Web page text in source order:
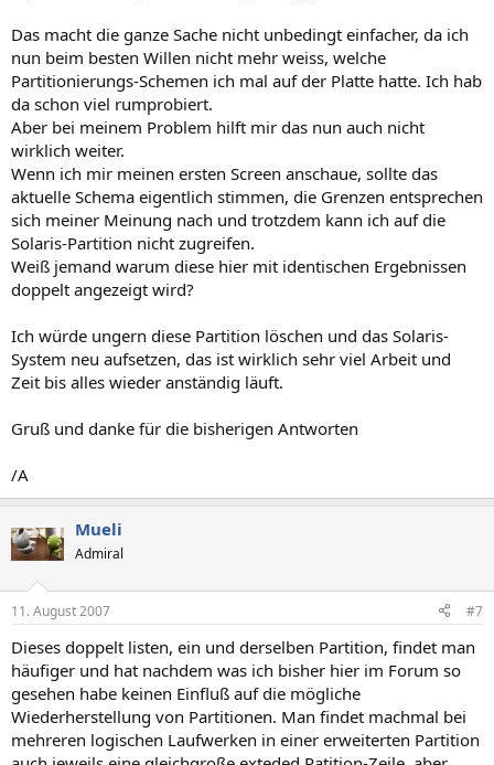
Das macht die ganze Sache nicht unbedingt einfacher, da ich
nun beim besten Willen nicht mehr weiss, welche
Partitionierungs-Schemen ich mal auf der Platte hatte. Ich hab
da schon viel rumprobiert.
Aber bei meinem Problem hilft mir das nun auch nicht
wirklich weiter.
Wenn ich mir meinen ersten Screen anschaue, sollte das
aktuelle Schema eigentlich stimmen, die Grenzen entsprechen
sich meiner Meinung nach und trotzdem kann ich auf die
Solaris-Partition nicht zugreifen.
Weiß jemand warum diese hier mit identischen Ergebnissen
doppelt angezeigt wird?
Ich würde ungern diese Partition löschen und das Solaris-
System neu aufsetzen, das ist wirklich sehr viel Arbeit und
Zeit bis alles wieder anständig läuft.
Gruß und danke für die bisherigen Antworten
/A
Mueli
Admiral
11. August 2007 #7
Dieses doppelt listen, ein und derselben Partition, findet man
häufiger und hat nachdem was ich bisher hier im Forum so
gesehen habe keinen Einfluß auf die mögliche
Wiederherstellung von Partitionen. Man findet machmal bei
mehreren logischen Laufwerken in einer erweiterten Partition